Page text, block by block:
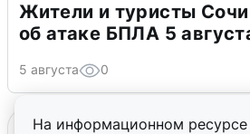
На информационном
Жители и туристы Сочи
об атаке БПЛА 5
5 августа 0